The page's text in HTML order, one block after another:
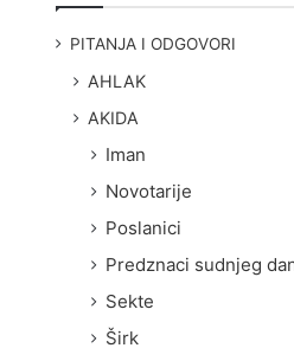
PITANJA I ODGOVORI
AHLAK
AKIDA
Iman
Novotarije
Poslanici
Predznaci sudnjeg
Sekte
Širk